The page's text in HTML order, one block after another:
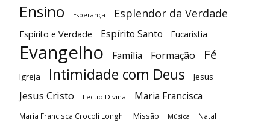
Ensino Esperança Esplendor da Verdade
Espírito e Verdade Espírito Santo Eucaristia
Evangelho Família Formação Fé
Igreja Intimidade com Deus Jesus
Jesus Cristo Lectio Divina Maria Francisca
Maria Francisca Crocoli Longhi Missão Música Natal